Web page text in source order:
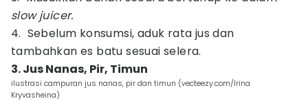
slow juicer.
4. Sebelum konsumsi, aduk rata jus dan
tambahkan es batu sesuai selera.
3. Jus Nanas, Pir, Timun
ilustrasi campuran jus nanas, pir dan timun (vecteezy.com/Irina
Kryvasheina)